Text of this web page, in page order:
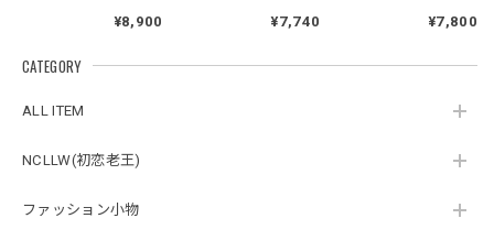
CATEGORY
ALL ITEM
NCLLW(初恋老王)
ファッション小物 ボタンアクセント ポロシャツ / Button Accent Polo Shirt
¥8,900 ¥7,740 ¥7,800